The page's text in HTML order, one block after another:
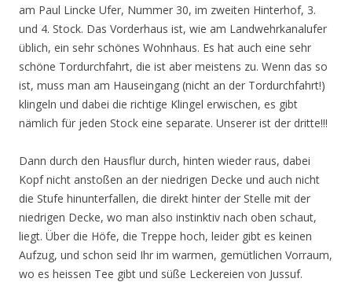
am Paul Lincke Ufer, Nummer 30, im zweiten Hinterhof, 3.
und 4. Stock. Das Vorderhaus ist, wie am Landwehrkanalufer
üblich, ein sehr schönes Wohnhaus. Es hat auch eine sehr
schöne Tordurchfahrt, die ist aber meistens zu. Wenn das so
ist, muss man am Hauseingang (nicht an der Tordurchfahrt!)
klingeln und dabei die richtige Klingel erwischen, es gibt
nämlich für jeden Stock eine separate. Unserer ist der dritte!!!
Dann durch den Hausflur durch, hinten wieder raus, dabei
Kopf nicht anstoßen an der niedrigen Decke und auch nicht
die Stufe hinunterfallen, die direkt hinter der Stelle mit der
niedrigen Decke, wo man also instinktiv nach oben schaut,
liegt. Über die Höfe, die Treppe hoch, leider gibt es keinen
Aufzug, und schon seid Ihr im warmen, gemütlichen Vorraum,
wo es heissen Tee gibt und süße Leckereien von Jussuf.